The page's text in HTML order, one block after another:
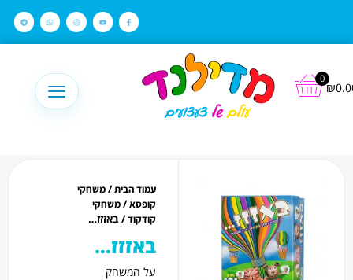
₪
0
עמוד הבית/משחקי
קופסא/משחקי
קודקוד/ באזזז…
באזזז…
על המשחק